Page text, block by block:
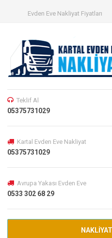
Evden Eve Nakliyat Fiyatları
Teklif Al
05375731029
Kartal Evden Eve Nakliyat
05375731029
Avrupa Yakası Evden Eve
0533 302 68 29